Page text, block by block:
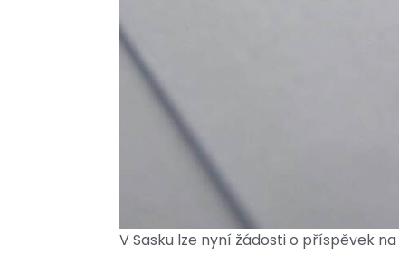
V Sasku lze nyní žádosti o příspěvek